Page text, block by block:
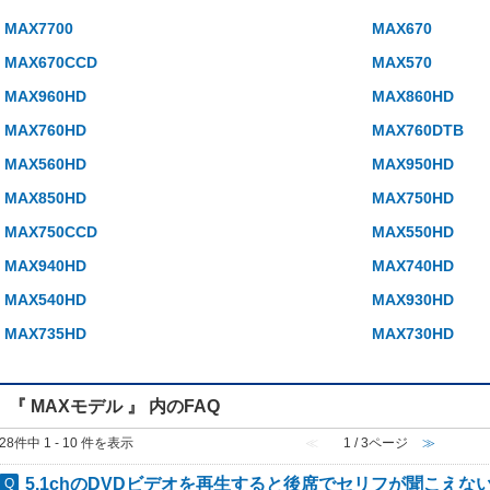
MAX7700
MAX670
MAX670CCD
MAX570
MAX960HD
MAX860HD
MAX760HD
MAX760DTB
MAX560HD
MAX950HD
MAX850HD
MAX750HD
MAX750CCD
MAX550HD
MAX940HD
MAX740HD
MAX540HD
MAX930HD
MAX735HD
MAX730HD
『 MAXモデル 』 内のFAQ
28件中 1 - 10 件を表示 ≪ 1 / 3ページ ≫
5.1chのDVDビデオを再生すると後席でセリフが聞こえな